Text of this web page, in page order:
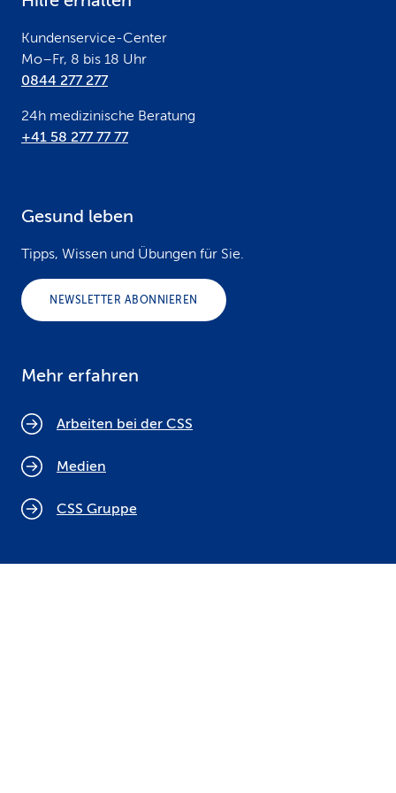
Kundenservice-Center
Mo–Fr, 8 bis 18 Uhr
0844 277 277
24h medizinische Beratung
+41 58 277 77 77
Gesund leben
Tipps, Wissen und Übungen für Sie.
NEWSLETTER ABONNIEREN
Mehr erfahren
Arbeiten bei der CSS
Medien
CSS Gruppe